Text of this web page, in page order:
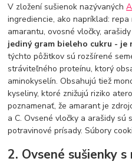
V zložení sušienok nazývaných
ingrediencie, ako napríklad:
amarantu, ovosné vločky,
jediný gram bieleho cukru - je
týchto pôžitkov sú rozšírené
stráviteľného proteínu, ktorý
aminokyselín. Obsahujú tiež
kyseliny, ktoré znižujú riziko
poznamenať, že amarant je
a C. Ovsené vločky a arašidy sú
potravinové prísady. Súbory
2. Ovsené sušienky s